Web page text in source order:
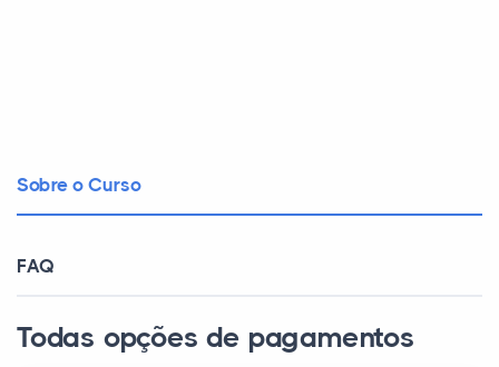
Sobre o Curso
FAQ
Todas opções de pagamentos